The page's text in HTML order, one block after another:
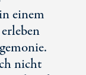
einem
nicht